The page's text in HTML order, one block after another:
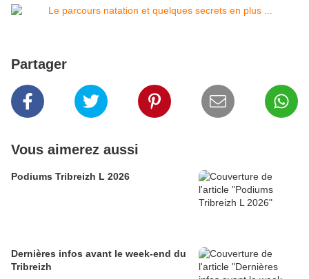
Partager
Vous aimerez aussi
Podiums Tribreizh L 2026
Dernières infos avant le week-end du
Tribreizh